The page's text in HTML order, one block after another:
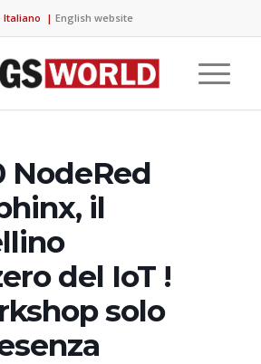
Italiano | English website
NodeRed
il
del IoT !
solo